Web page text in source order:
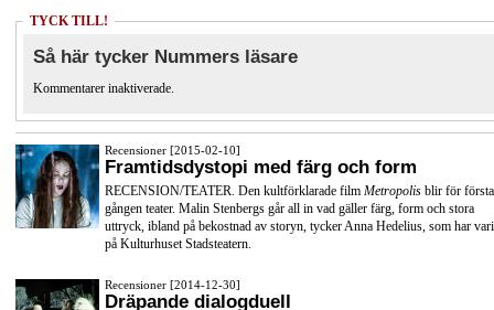
TYCK TILL!
Så här tycker Nummers läsare
Kommentarer inaktiverade.
Recensioner [2015-02-10]
Framtidsdystopi med färg och form
RECENSION/TEATER. Den kultförklarade film Metropolis blir för första
gången teater. Malin Stenbergs går all in vad gäller färg, form och stora
uttryck, ibland på bekostnad av storyn, tycker Anna Hedelius, som har
på Kulturhuset Stadsteatern.
Recensioner [2014-12-30]
Dräpande dialogduell